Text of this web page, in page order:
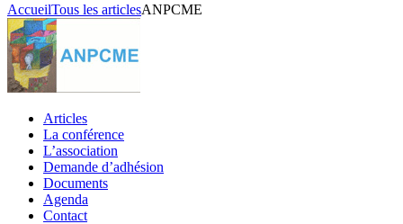
AccueilTous les articlesANPCME
Articles
La conférence
L’association
Demande d’adhésion
Documents
Agenda
Contact